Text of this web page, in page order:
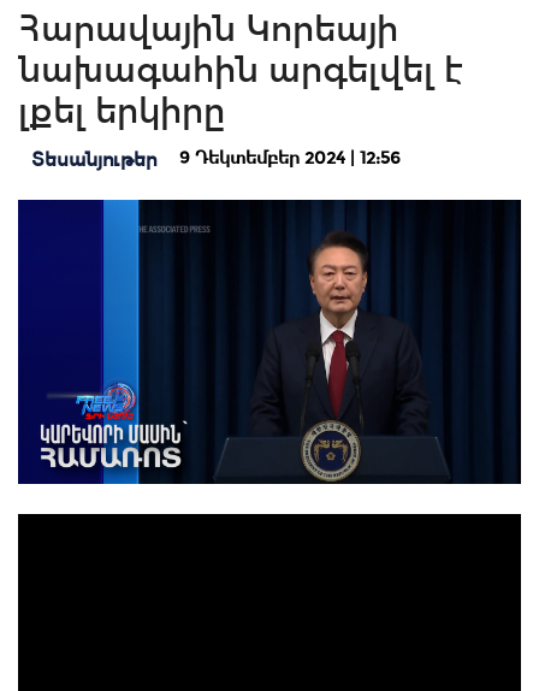
Հարավային Կորեայի
նախագահին արգելվել է
լքել երկիրը
Տեսանյութեր 9 Դեկտեմբեր 2024 | 12:56